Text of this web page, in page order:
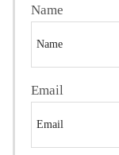
Name
Email